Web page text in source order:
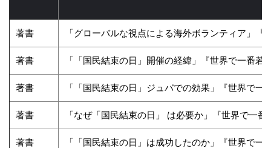
著書 「グローバルな視点による海外ボランティア」『
著書 「「国民結束の日」開催の経緯」『世界で一番若
著書 「「国民結束の日」ジュバでの効果」『世界で一
著書 「なぜ「国民結束の日」 は必要か」『世界で一
著書 「「国民結束の日」は成功したのか」『世界で一